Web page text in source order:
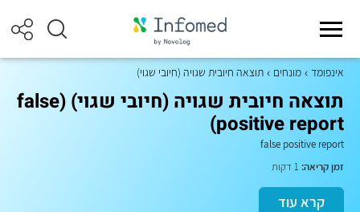
אינפומד מונחים תוצאה חיובית שגויה (חיובי שגוי)
תוצאה חיובית שגויה (חיובי שגוי) (false
positive report)
false positive report
זמן קריאה:
קרא עוד